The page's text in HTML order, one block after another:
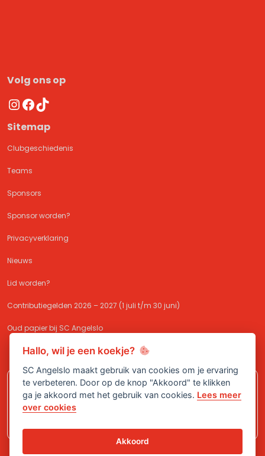
Volg ons op
Instagram
Facebook
TikTok
Sitemap
Clubgeschiedenis
Teams
Sponsors
Sponsor worden?
Privacyverklaring
Nieuws
Lid worden?
Contributiegelden 2026 – 2027 (1 juli t/m 30 juni)
Oud papier bij SC Angelslo
Meld je aan bij SC Angelslo en sluit je
Hallo, wil je een koekje?
SC Angelslo maakt gebruik van cookies om je ervaring
te verbeteren. Door op de knop "Akkoord" te klikken
ga je akkoord met het gebruik van cookies. Lees meer
over cookies
Akkoord